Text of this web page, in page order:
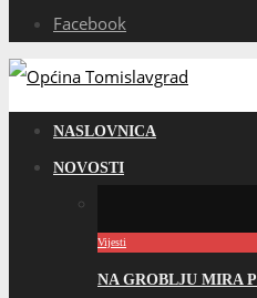
Facebook
NASLOVNICA
NOVOSTI
Vijesti
NA GROBLJU MIRA